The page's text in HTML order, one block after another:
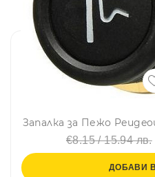
Запалка за Пежо
€8.15 / 15.94 лв.
ДОБАВИ